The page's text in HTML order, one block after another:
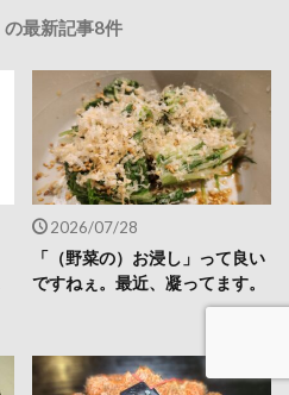
の最新記事8件
2026/07/28
「（野菜の）お浸し」って良い
ですねぇ。最近、凝ってます。